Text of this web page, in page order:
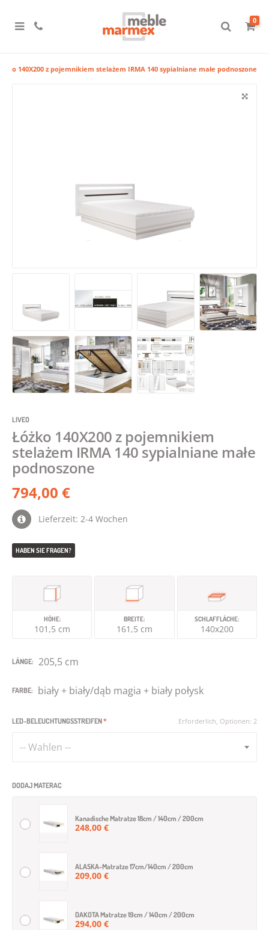
0
140X200 z pojemnikiem stelażem IRMA 140 sypialniane małe podnoszone
LIVEO
Łóżko 140X200 z pojemnikiem
stelażem IRMA 140 sypialniane małe
podnoszone
794,00 €
Lieferzeit: 2-4 Wochen
HABEN SIE FRAGEN?
HÖHE:
101,5 cm
BREITE:
161,5 cm
SCHLAFFLÄCHE:
140x200
LÄNGE: 205,5 cm
FARBE: biały + biały/dąb magia + biały połysk
LED-BELEUCHTUNGSSTREIFEN* Erforderlich, Optionen: 2
-- Wahlen --
DODAJ MATERAC
Kanadische Matratze 18cm / 140cm / 200cm
248,00 €
ALASKA-Matratze 17cm/140cm / 200cm
209,00 €
DAKOTA Matratze 19cm / 140cm / 200cm
294,00 €